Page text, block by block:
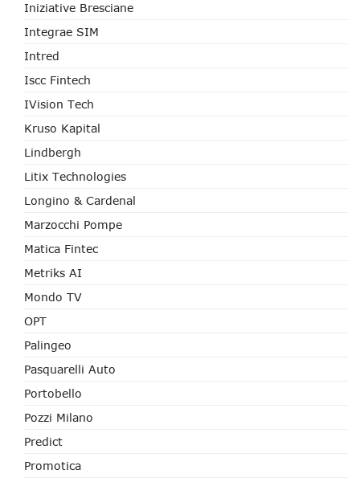
Iniziative Bresciane
Integrae SIM
Intred
Iscc Fintech
IVision Tech
Kruso Kapital
Lindbergh
Litix Technologies
Longino & Cardenal
Marzocchi Pompe
Matica Fintec
Metriks AI
Mondo TV
OPT
Palingeo
Pasquarelli Auto
Portobello
Pozzi Milano
Predict
Promotica